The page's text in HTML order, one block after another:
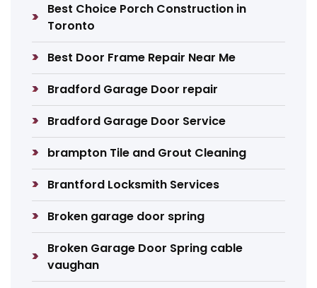
Best Choice Porch Construction in
Toronto
Best Door Frame Repair Near Me
Bradford Garage Door repair
Bradford Garage Door Service
brampton Tile and Grout Cleaning
Brantford Locksmith Services
Broken garage door spring
Broken Garage Door Spring cable
vaughan